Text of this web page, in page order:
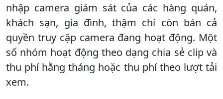
nhập camera giám sát của các hàng quán,
khách sạn, gia đình, thậm chí còn bán cả
quyền truy cập camera đang hoạt động. Một
số nhóm hoạt động theo dạng chia sẻ clip và
thu phí hằng tháng hoặc thu phí theo lượt tải
xem.